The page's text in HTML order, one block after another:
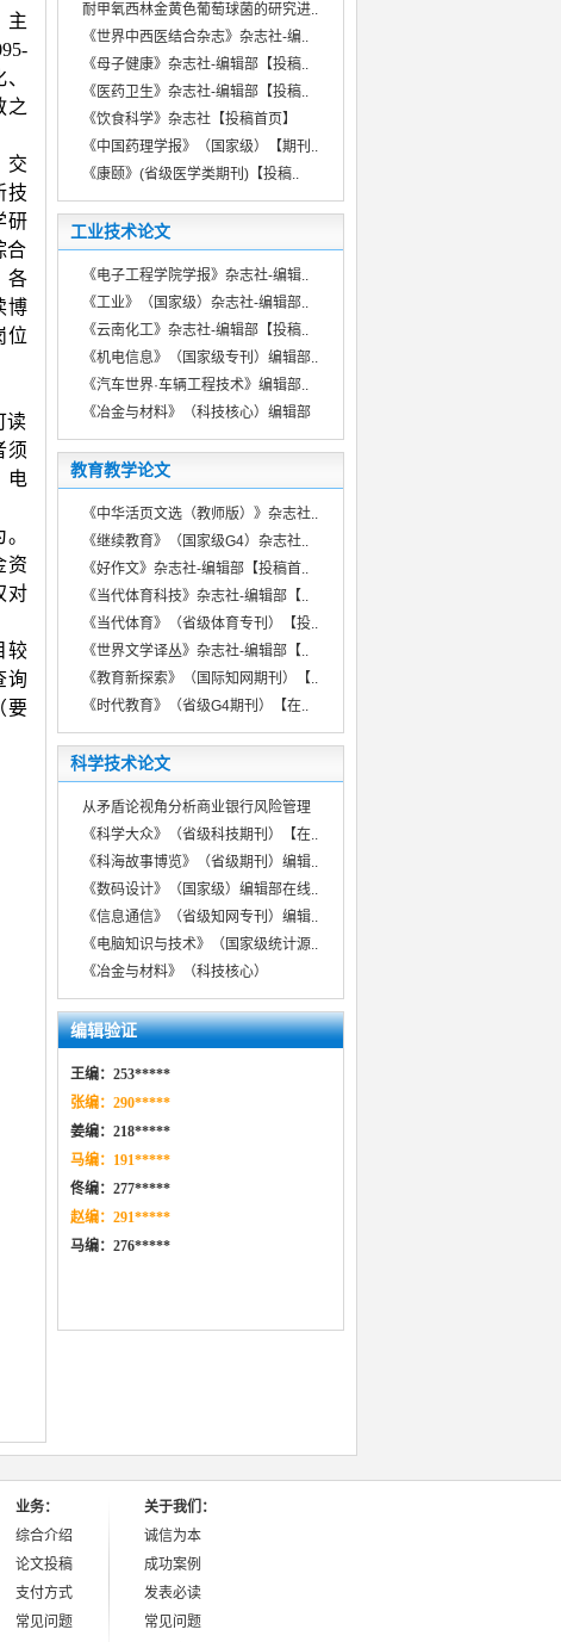
主
之
交
技
研
合
各
博
位
读
须
电
资
对
较
询
要
耐甲氧西林金黄色葡萄球菌的研究进..
《世界中西医结合杂志》杂志社-编..
《母子健康》杂志社-编辑部【投稿..
《医药卫生》杂志社-编辑部【投稿..
《饮食科学》杂志社【投稿首页】
《中国药理学报》（国家级）【期刊..
《康颐》(省级医学类期刊)【投稿..
工业技术论文
《电子工程学院学报》杂志社-编辑..
《工业》（国家级）杂志社-编辑部..
《云南化工》杂志社-编辑部【投稿..
《机电信息》（国家级专刊）编辑部..
《汽车世界·车辆工程技术》编辑部..
《冶金与材料》（科技核心）编辑部
教育教学论文
《中华活页文选（教师版）》杂志社..
《继续教育》（国家级G4）杂志社..
《好作文》杂志社-编辑部【投稿首..
《当代体育科技》杂志社-编辑部【..
《当代体育》（省级体育专刊）【投..
《世界文学译丛》杂志社-编辑部【..
《教育新探索》（国际知网期刊）【..
《时代教育》（省级G4期刊）【在..
科学技术论文
从矛盾论视角分析商业银行风险管理
《科学大众》（省级科技期刊）【在..
《科海故事博览》（省级期刊）编辑..
《数码设计》（国家级）编辑部在线..
《信息通信》（省级知网专刊）编辑..
《电脑知识与技术》（国家级统计源..
《冶金与材料》（科技核心）
编辑验证
王编：253*****
张编：290*****
姜编：218*****
马编：191*****
佟编：277*****
赵编：291*****
马编：276*****
业务：
综合介绍
论文投稿
支付方式
常见问题
关于我们：
诚信为本
成功案例
发表必读
常见问题